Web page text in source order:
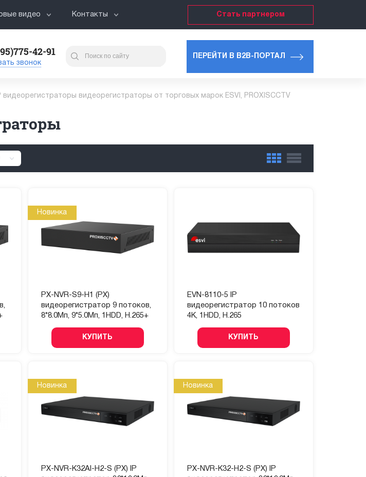
видео Контакты Стать партнером
42-91
звонок
ПЕРЕЙТИ В B2B-ПОРТАЛ
видеорегистраторы видеорегистраторы от торговых марок ESVI, PROXISCCTV
Новинка
PX-NVR-S9-H1 (PX)
видеорегистратор 9 потоков,
8*8.0Мп, 9*5.0Мп, 1HDD, H.265+
КУПИТЬ
EVN-8110-5 IP
видеорегистратор 10 потоков
4K, 1HDD, H.265
КУПИТЬ
Новинка
PX-NVR-K32AI-H2-S (PX) IP
Новинка
PX-NVR-K32-H2-S (PX) IP